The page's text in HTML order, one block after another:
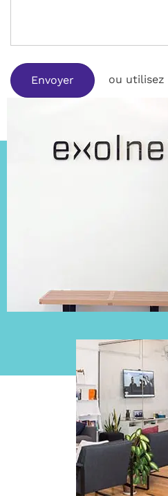
Envoyer ou utilisez